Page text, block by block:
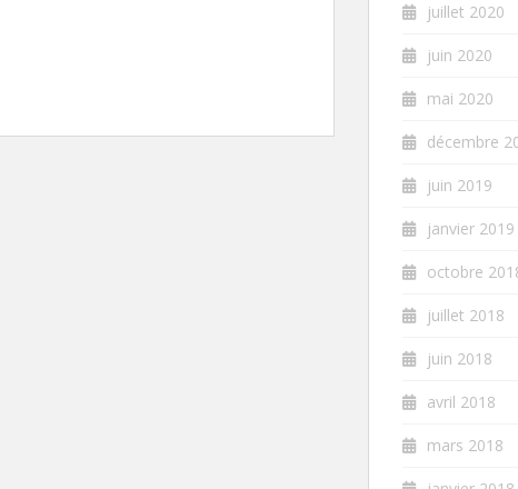
juillet 2020
juin 2020
mai 2020
décembre
juin 2019
janvier 2019
octobre
juillet 2018
juin 2018
avril 2018
mars 2018